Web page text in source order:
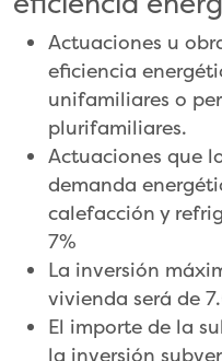
Actuaciones u
eficiencia
unifamiliares o
plurifamiliares.
Actuaciones que
demanda
calefacción y
7%
La inversión
vivienda será de
El importe de la
la inversión